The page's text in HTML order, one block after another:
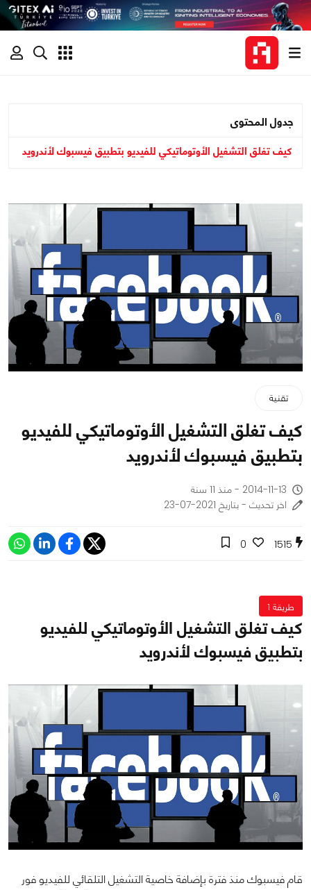
جدول المحتوى
كيف تغلق التشغيل الأوتوماتيكي للفيديو بتطبيق فيسبوك لأندرويد
تقنية
كيف تغلق التشغيل الأوتوماتيكي للفيديو
بتطبيق فيسبوك لأندرويد
2014-11-13 - منذ 11 سنة
اخر تحديث - بتاريخ 2021-07-23
1515
0
طريقة 1
كيف تغلق التشغيل الأوتوماتيكي للفيديو
بتطبيق فيسبوك لأندرويد
قام فيسبوك منذ فترة بإضافة خاصية التشغيل التلقائي للفيديو فور